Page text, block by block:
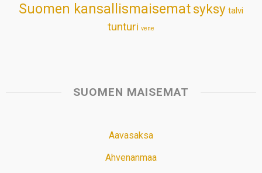
Suomen kansallismaisematsyksy talvi
tunturi vene
SUOMEN MAISEMAT
Aavasaksa
Ahvenanmaa